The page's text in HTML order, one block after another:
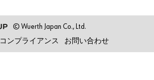
© Wuerth Japan Co., Ltd.
コンプライアンス お問い合わせ